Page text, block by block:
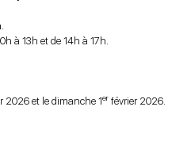
à 13h et de 14h à 17h.
2026 et le dimanche 1er février 2026.